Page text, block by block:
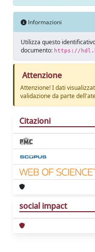
Informazioni
Utilizza questo
documento: https://
Attenzione
Attenzione! I dati
validazione da parte
Citazioni
social impact